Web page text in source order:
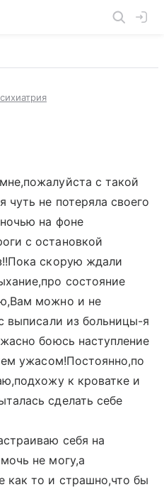
с такой
чуть не потеряла своего
на фоне
с остановкой
скорую ждали
состояние
можно и не
выписали из больницы-я
боюсь наступление
ужасом!Постоянно,по
к кроватке и
сделать себе
себя на
не могу,а
как то и страшно,что бы